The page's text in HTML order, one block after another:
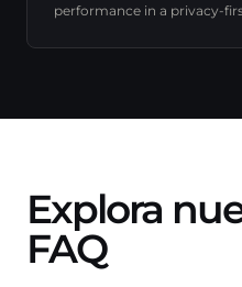
performance in a privacy-
Explora
FAQ